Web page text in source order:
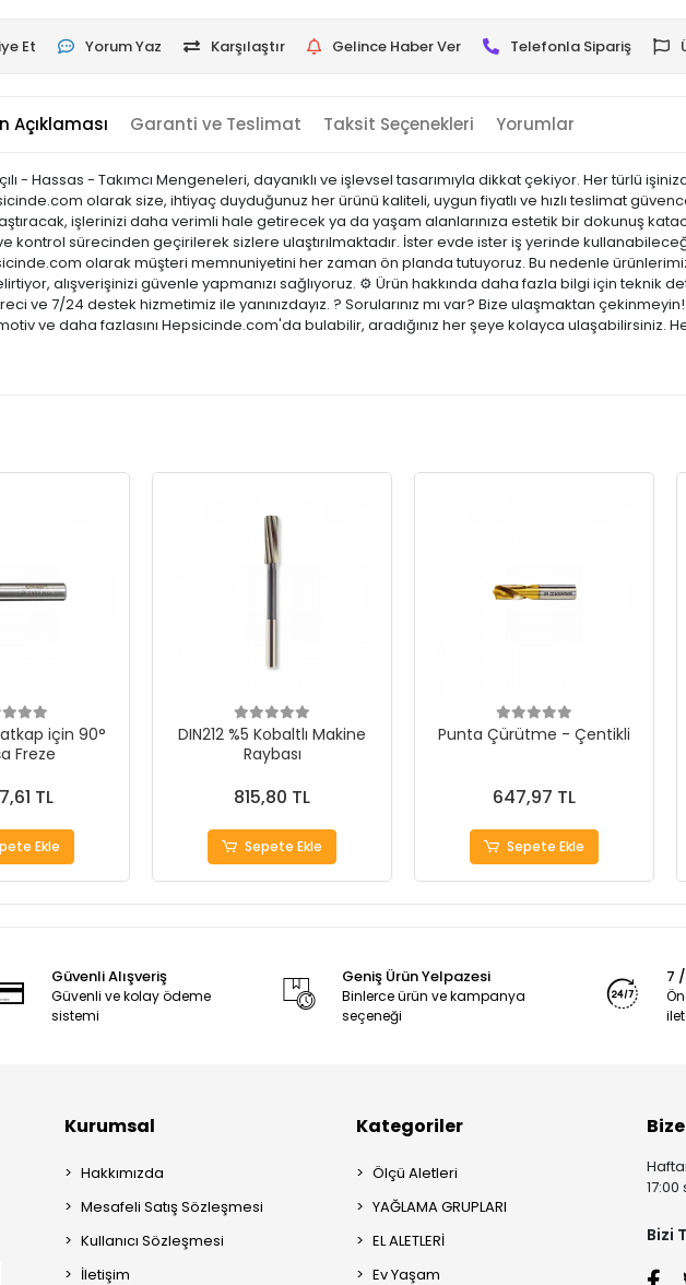
Et Yorum Yaz Karşılaştır Gelince Haber Ver Telefonla Sipariş
Açıklaması Garanti ve Teslimat Taksit Seçenekleri Yorumlar
- Hassas - Takımcı Mengeneleri, dayanıklı ve işlevsel tasarımıyla dikkat çekiyor. Her türlü
olarak size, ihtiyaç duyduğunuz her ürünü kaliteli, uygun fiyatlı ve hızlı teslimat
işlerinizi daha verimli hale getirecek ya da yaşam alanlarınıza estetik bir dokunuş
sürecinden geçirilerek sizlere ulaştırılmaktadır. İster evde ister iş yerinde
olarak müşteri memnuniyetini her zaman ön planda tutuyoruz. Bu nedenle
alışverişinizi güvenle yapmanızı sağlıyoruz. ⚙️ Ürün hakkında daha fazla bilgi için teknik
ve 7/24 destek hizmetimiz ile yanınızdayız. ? Sorularınız mı var? Bize ulaşmaktan
ve daha fazlasını Hepsicinde.com'da bulabilir, aradığınız her şeye kolayca ulaşabilirsiniz.
için 90°
Freze
TL
Ekle
DIN212 %5 Kobaltlı Makine
Raybası
815,80 TL
Sepete Ekle
Punta Çürütme - Çentikli
647,97 TL
Sepete Ekle
Güvenli Alışveriş
Güvenli ve kolay ödeme
sistemi
Geniş Ürün Yelpazesi
Binlerce ürün ve kampanya
seçeneği
7
Kurumsal
Hakkımızda
Mesafeli Satış Sözleşmesi
Kullanıcı Sözleşmesi
İletişim
Kategoriler
Ölçü Aletleri
YAĞLAMA GRUPLARI
EL ALETLERİ
Ev Yaşam
Bizi